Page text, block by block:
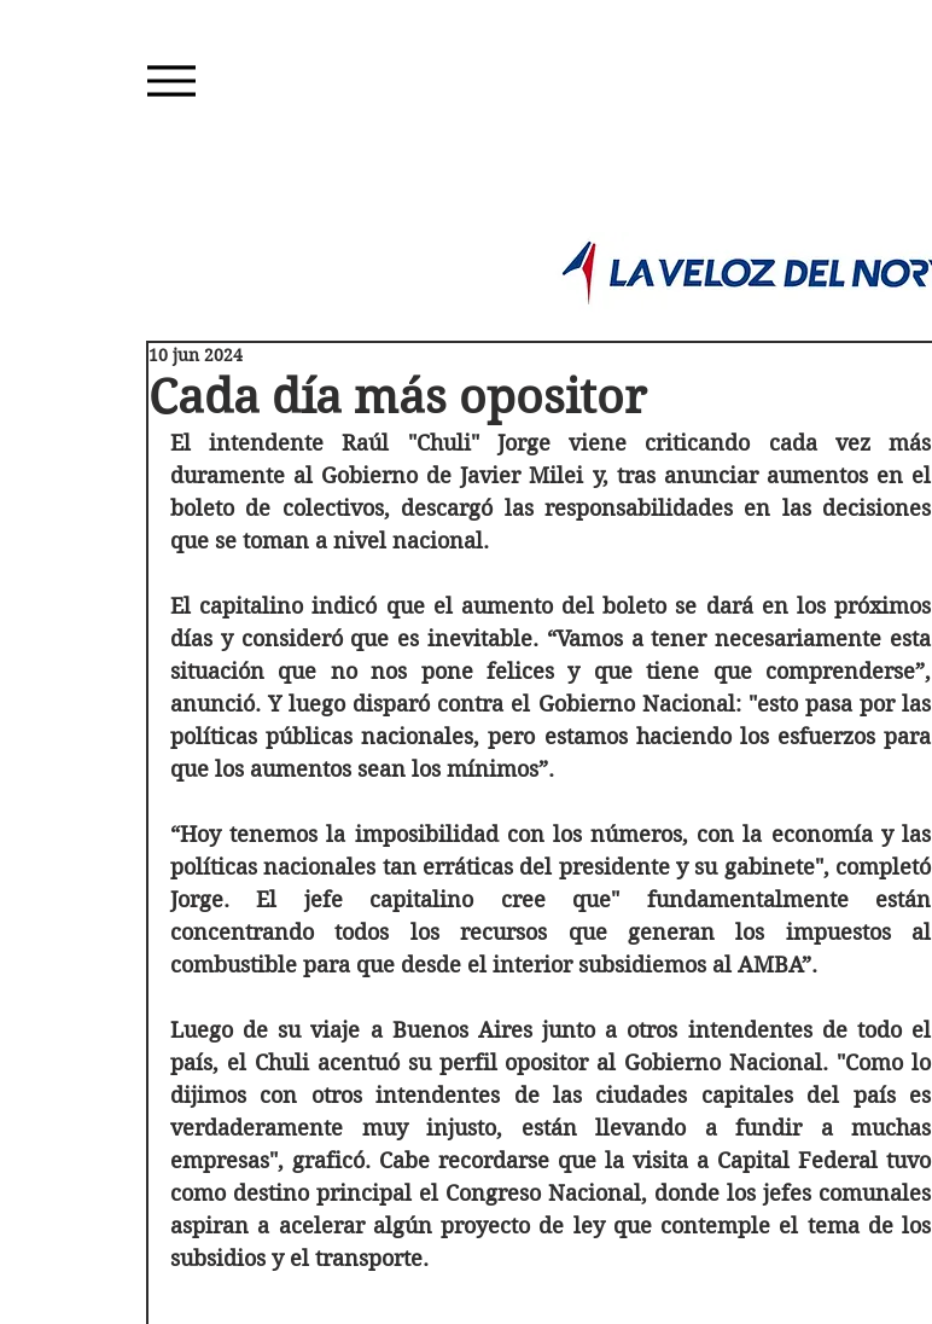
Cada día más opositor
10 jun 2024
El intendente Raúl "Chuli" Jorge viene criticando cada vez más
duramente al Gobierno de Javier Milei y, tras anunciar aumentos en el
boleto de colectivos, descargó las responsabilidades en las decisiones
que se toman a nivel nacional.
El capitalino indicó que el aumento del boleto se dará en los próximos
días y consideró que es inevitable. “Vamos a tener necesariamente esta
situación que no nos pone felices y que tiene que comprenderse”,
anunció. Y luego disparó contra el Gobierno Nacional: "esto pasa por las
políticas públicas nacionales, pero estamos haciendo los esfuerzos para
que los aumentos sean los mínimos”.
“Hoy tenemos la imposibilidad con los números, con la economía y las
políticas nacionales tan erráticas del presidente y su gabinete", completó
Jorge. El jefe capitalino cree que" fundamentalmente están
concentrando todos los recursos que generan los impuestos al
combustible para que desde el interior subsidiemos al AMBA”.
Luego de su viaje a Buenos Aires junto a otros intendentes de todo el
país, el Chuli acentuó su perfil opositor al Gobierno Nacional. "Como lo
dijimos con otros intendentes de las ciudades capitales del país es
verdaderamente muy injusto, están llevando a fundir a muchas
empresas", graficó. Cabe recordarse que la visita a Capital Federal tuvo
como destino principal el Congreso Nacional, donde los jefes comunales
aspiran a acelerar algún proyecto de ley que contemple el tema de los
subsidios y el transporte.